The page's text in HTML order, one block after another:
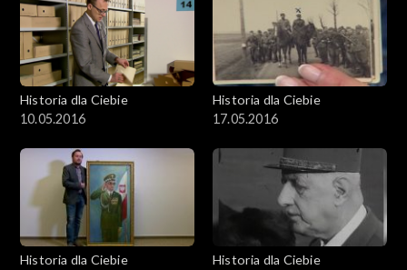
Historia dla Ciebie
10.05.2016
Historia dla Ciebie
17.05.2016
Historia dla Ciebie
Historia dla Ciebie